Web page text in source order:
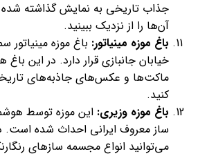
جذاب تاریخی به نمایش گذاشته
آن‌ها را از نزدیک ببینید.
باغ موزه مینیاتور: باغ موزه
خیابان جانبازی قرار دارد. در این باغ
ماکت‌ها و عکس‌های جاذبه‌های
کنید.
باغ موزه وزیری: این موزه توسط
ساز معروف ایرانی احداث شده است.
می‌توانید انواع مجسمه سازهای